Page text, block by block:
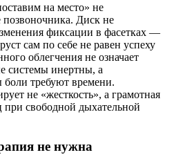
на место» не
позвоночника. Диск не
фиксации в фасетках —
сам по себе не равен успеху
облегчения не означает
системы инертны, а
боли требуют времени.
не «жесткость», а грамотная
свободной дыхательной
не нужна